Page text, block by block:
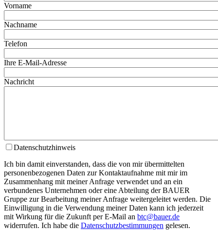
Vorname
Nachname
Telefon
Ihre E-Mail-Adresse
Nachricht
Datenschutzhinweis
Ich bin damit einverstanden, dass die von mir übermittelten
personenbezogenen Daten zur Kontaktaufnahme mit mir im
Zusammenhang mit meiner Anfrage verwendet und an ein
verbundenes Unternehmen oder eine Abteilung der BAUER
Gruppe zur Bearbeitung meiner Anfrage weitergeleitet werden. Die
Einwilligung in die Verwendung meiner Daten kann ich jederzeit
mit Wirkung für die Zukunft per E-Mail an btc@bauer.de
widerrufen. Ich habe die Datenschutzbestimmungen gelesen.